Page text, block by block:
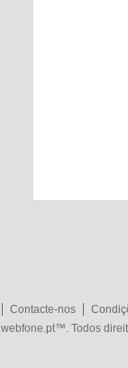
Contacte-nos
webfone.pt™. Todos